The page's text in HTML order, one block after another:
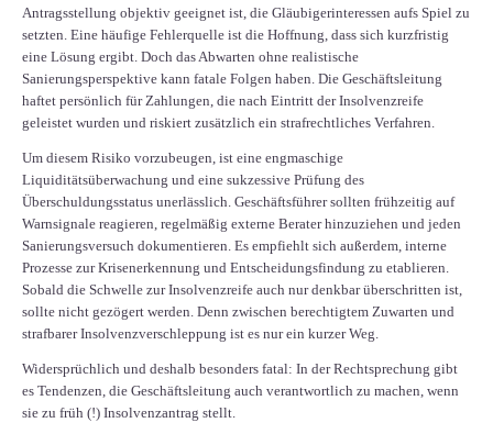
Antragsstellung objektiv geeignet ist, die Gläubigerinteressen aufs Spiel zu
setzten. Eine häufige Fehlerquelle ist die Hoffnung, dass sich kurzfristig
eine Lösung ergibt. Doch das Abwarten ohne realistische
Sanierungsperspektive kann fatale Folgen haben. Die Geschäftsleitung
haftet persönlich für Zahlungen, die nach Eintritt der Insolvenzreife
geleistet wurden und riskiert zusätzlich ein strafrechtliches Verfahren.
Um diesem Risiko vorzubeugen, ist eine engmaschige
Liquiditätsüberwachung und eine sukzessive Prüfung des
Überschuldungsstatus unerlässlich. Geschäftsführer sollten frühzeitig auf
Warnsignale reagieren, regelmäßig externe Berater hinzuziehen und jeden
Sanierungsversuch dokumentieren. Es empfiehlt sich außerdem, interne
Prozesse zur Krisenerkennung und Entscheidungsfindung zu etablieren.
Sobald die Schwelle zur Insolvenzreife auch nur denkbar überschritten ist,
sollte nicht gezögert werden. Denn zwischen berechtigtem Zuwarten und
strafbarer Insolvenzverschleppung ist es nur ein kurzer Weg.
Widersprüchlich und deshalb besonders fatal: In der Rechtsprechung gibt
es Tendenzen, die Geschäftsleitung auch verantwortlich zu machen, wenn
sie zu früh (!) Insolvenzantrag stellt.